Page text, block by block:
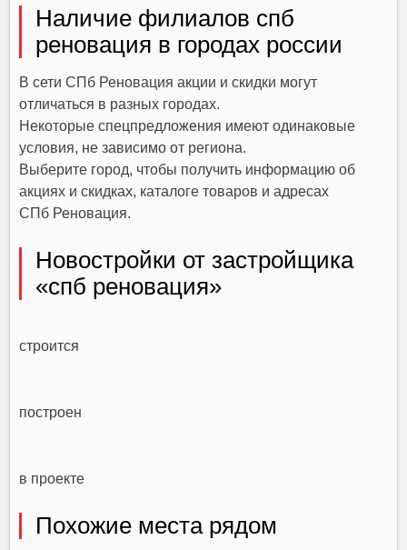
Наличие филиалов спб
реновация в городах россии
В сети СПб Реновация акции и скидки могут
отличаться в разных городах.
Некоторые спецпредложения имеют одинаковые
условия, не зависимо от региона.
Выберите город, чтобы получить информацию об
акциях и скидках, каталоге товаров и адресах
СПб Реновация.
Новостройки от застройщика
«спб реновация»
строится
построен
в проекте
Похожие места рядом